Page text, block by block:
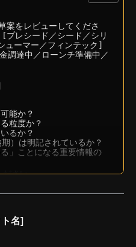
案をレビューしてくださ
プレシード／シード／シリ
ューマー／フィンテック]
調達中／ローンチ準備中／
能か？
粒度か？
るか？
）は明記されているか？
」ことになる重要情報の
ださい。
名]